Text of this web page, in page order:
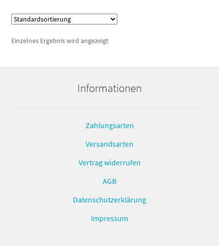
Einzelnes Ergebnis wird angezeigt
Informationen
Zahlungsarten
Versandsarten
Vertrag widerrufen
AGB
Datenschutzerklärung
Impressum